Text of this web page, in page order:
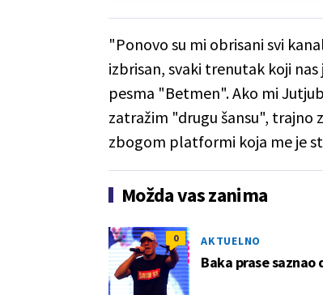
"Ponovo su mi obrisani svi
izbrisan, svaki trenutak koji
pesma "Betmen". Ako mi
zatražim "drugu šansu", trajno
zbogom platformi koja me je
Možda vas zanima
0 AKTUELNO
Baka prase